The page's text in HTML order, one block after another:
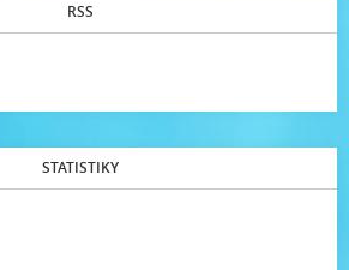
RSS
STATISTIKY